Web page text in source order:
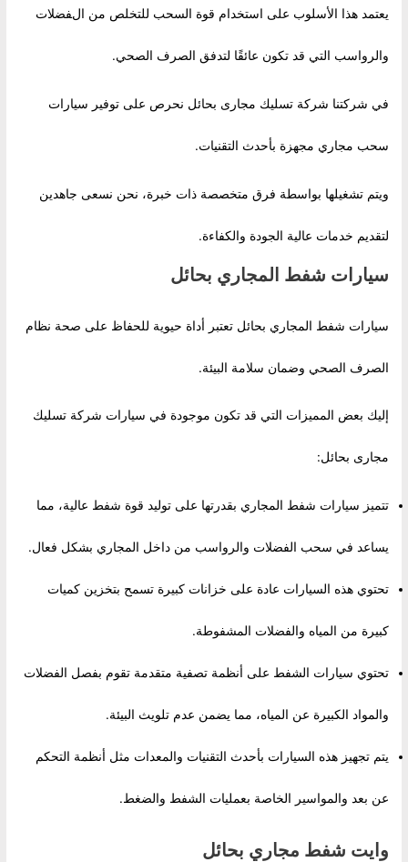
يعتمد هذا الأسلوب على استخدام قوة السحب للتخلص من الفضلات
والرواسب التي قد تكون عائقًا لتدفق الصرف الصحي.
في شركتنا شركة تسليك مجارى بحائل نحرص على توفير سيارات
سحب مجاري مجهزة بأحدث التقنيات.
ويتم تشغيلها بواسطة فرق متخصصة ذات خبرة، نحن نسعى جاهدين
لتقديم خدمات عالية الجودة والكفاءة.
سيارات شفط المجاري بحائل
سيارات شفط المجاري بحائل تعتبر أداة حيوية للحفاظ على صحة نظام
الصرف الصحي وضمان سلامة البيئة.
إليك بعض المميزات التي قد تكون موجودة في سيارات شركة تسليك
مجارى بحائل:
تتميز سيارات شفط المجاري بقدرتها على توليد قوة شفط عالية، مما
يساعد في سحب الفضلات والرواسب من داخل المجاري بشكل فعال.
تحتوي هذه السيارات عادة على خزانات كبيرة تسمح بتخزين كميات
كبيرة من المياه والفضلات المشفوطة.
تحتوي سيارات الشفط على أنظمة تصفية متقدمة تقوم بفصل الفضلات
والمواد الكبيرة عن المياه، مما يضمن عدم تلويث البيئة.
يتم تجهيز هذه السيارات بأحدث التقنيات والمعدات مثل أنظمة التحكم
عن بعد والمواسير الخاصة بعمليات الشفط والضغط.
وايت شفط مجاري بحائل